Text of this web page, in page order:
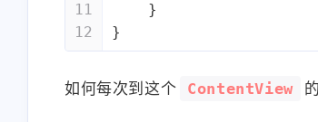
11
12
    }
}
如何每次到这个 ContentView